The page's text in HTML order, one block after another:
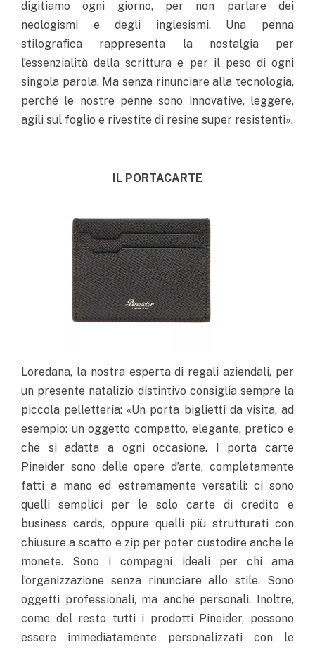
digitiamo ogni giorno, per non parlare dei
neologismi e degli inglesismi. Una penna
stilografica rappresenta la nostalgia per
l’essenzialità della scrittura e per il peso di ogni
singola parola. Ma senza rinunciare alla tecnologia,
perché le nostre penne sono innovative, leggere,
agili sul foglio e rivestite di resine super resistenti».
IL PORTACARTE
Loredana, la nostra esperta di regali aziendali, per
un presente natalizio distintivo consiglia sempre la
piccola pelletteria: «Un porta biglietti da visita, ad
esempio: un oggetto compatto, elegante, pratico e
che si adatta a ogni occasione. I porta carte
Pineider sono delle opere d’arte, completamente
fatti a mano ed estremamente versatili: ci sono
quelli semplici per le solo carte di credito e
business cards, oppure quelli più strutturati con
chiusure a scatto e zip per poter custodire anche le
monete. Sono i compagni ideali per chi ama
l’organizzazione senza rinunciare allo stile. Sono
oggetti professionali, ma anche personali. Inoltre,
come del resto tutti i prodotti Pineider, possono
essere immediatamente personalizzati con le